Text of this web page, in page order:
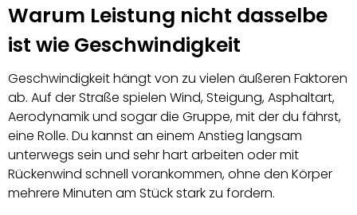
Warum Leistung nicht dasselbe
ist wie Geschwindigkeit
Geschwindigkeit hängt von zu vielen äußeren Faktoren
ab. Auf der Straße spielen Wind, Steigung, Asphaltart,
Aerodynamik und sogar die Gruppe, mit der du fährst,
eine Rolle. Du kannst an einem Anstieg langsam
unterwegs sein und sehr hart arbeiten oder mit
Rückenwind schnell vorankommen, ohne den Körper
mehrere Minuten am Stück stark zu fordern.